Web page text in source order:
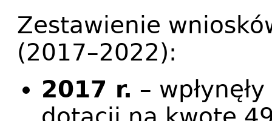
Zestawienie
(2017–2022):
2017 r. –